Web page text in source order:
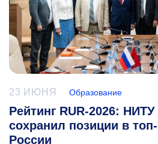
23 ИЮНЯ Образование
Рейтинг RUR-2026:
сохранил позиции в
России